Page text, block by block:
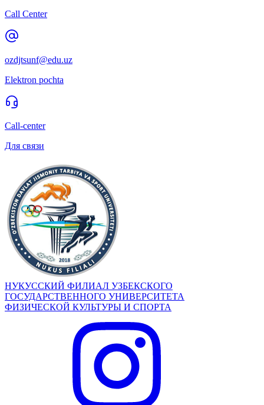
Call Center
ozdjtsunf@edu.uz
Elektron pochta
Call-center
Для связи
НУКУССКИЙ ФИЛИАЛ УЗБЕКСКОГО
ГОСУДАРСТВЕННОГО УНИВЕРСИТЕТА
ФИЗИЧЕСКОЙ КУЛЬТУРЫ И СПОРТА